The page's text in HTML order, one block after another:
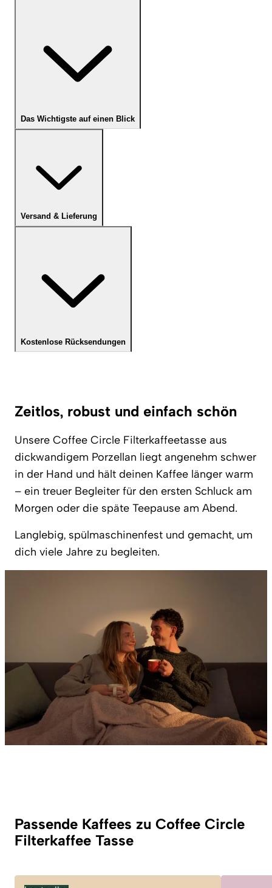
Das Wichtigste auf einen Blick
Versand & Lieferung
Kostenlose Rücksendungen
Zeitlos, robust und einfach schön
Unsere Coffee Circle Filterkaffeetasse aus
dickwandigem Porzellan liegt angenehm schwer
in der Hand und hält deinen Kaffee länger warm
– ein treuer Begleiter für den ersten Schluck am
Morgen oder die späte Teepause am Abend.
Langlebig, spülmaschinenfest und gemacht, um
dich viele Jahre zu begleiten.
Passende Kaffees zu Coffee Circle
Filterkaffee Tasse